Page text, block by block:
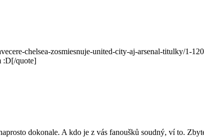
chelsea-zosmiesnuje-united-city-aj-arsenal-titulky/1-
:D[/quote]
dokonale. A kdo je z vás fanoušků soudný, ví to.